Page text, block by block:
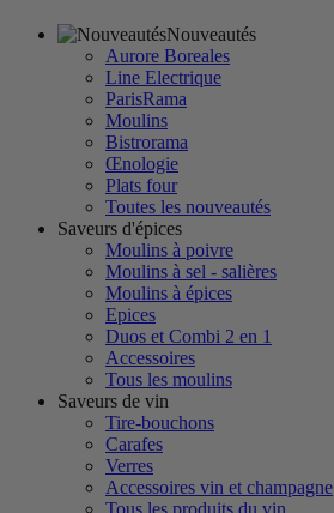
Nouveautés
Aurore Boreales
Line Electrique
ParisRama
Moulins
Bistrorama
Œnologie
Plats four
Toutes les nouveautés
Saveurs d'épices
Moulins à poivre
Moulins à sel - salières
Moulins à épices
Epices
Duos et Combi 2 en 1
Accessoires
Tous les moulins
Saveurs de vin
Tire-bouchons
Carafes
Verres
Accessoires vin et champagne
Tous les produits du vin